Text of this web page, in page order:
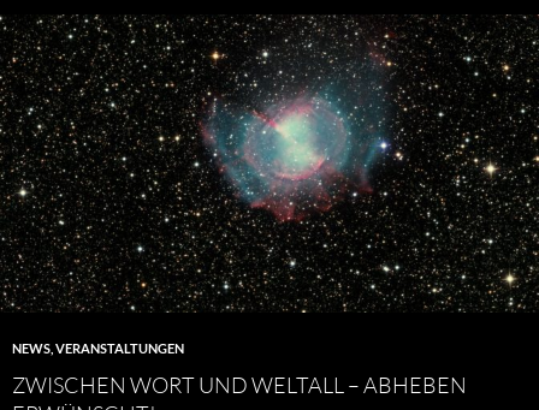
NEWS VERANSTALTUNGEN
ZWISCHEN WORT UND WELTALL – ABHEBEN